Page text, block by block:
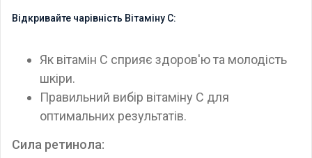
Відкривайте чарівність Вітаміну C:
Як вітамін C сприяє здоров'ю та молодість
шкіри.
Правильний вибір вітаміну C для
оптимальних результатів.
Сила ретинола: